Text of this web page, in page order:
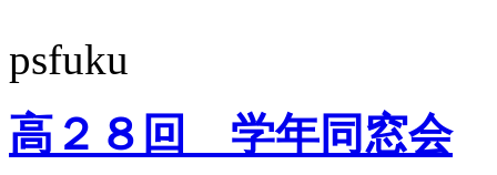
psfuku
高２８回 学年同窓会